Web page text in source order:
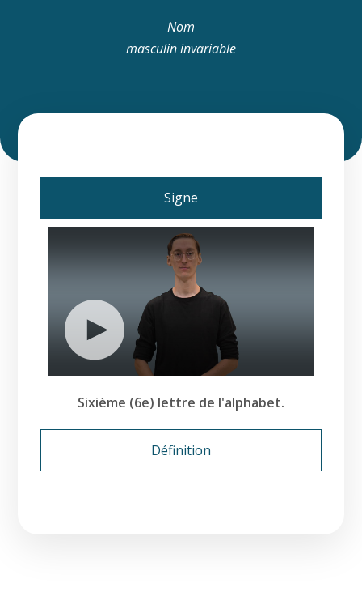
Nom
masculin invariable
Signe
Définition
Sixième (6e) lettre de l'alphabet.